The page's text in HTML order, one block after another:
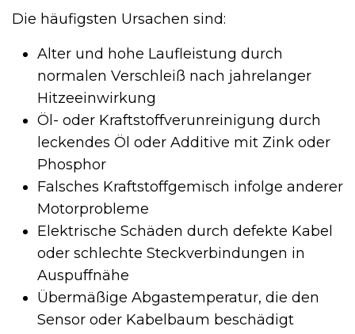
Die häufigsten Ursachen sind:
Alter und hohe Laufleistung durch
normalen Verschleiß nach jahrelanger
Hitzeeinwirkung
Öl- oder Kraftstoffverunreinigung durch
leckendes Öl oder Additive mit Zink oder
Phosphor
Falsches Kraftstoffgemisch infolge anderer
Motorprobleme
Elektrische Schäden durch defekte Kabel
oder schlechte Steckverbindungen in
Auspuffnähe
Übermäßige Abgastemperatur, die den
Sensor oder Kabelbaum beschädigt